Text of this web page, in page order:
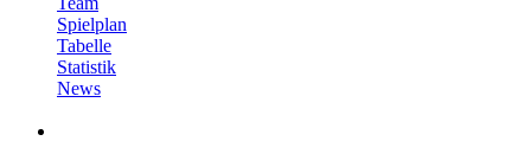
Spielplan
Tabelle
Statistik
News